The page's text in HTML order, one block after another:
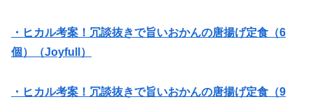
・ヒカル考案！冗談抜きで旨いおかんの唐揚げ定食（6
個）（Joyfull）
・ヒカル考案！冗談抜きで旨いおかんの唐揚げ定食（9